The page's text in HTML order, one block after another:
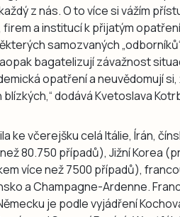
z nás. O to více si vážím
a institucí k přijatým
samozvaných
bagatelizují závažnost
opatření a neuvědomují si,
dodává Kvetoslava
ke včerejšku celá Itálie, Írán,
80.750 případů), Jižní Korea
více než 7500 případů),
a Champagne-Ardenne.
je podle vyjádření